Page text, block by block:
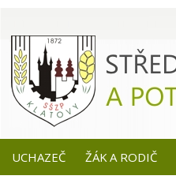
UCHAZEČ ŽÁK A RODIČ